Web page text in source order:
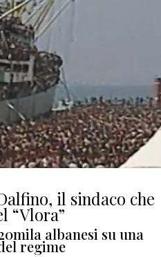
il sindaco che
“Vlora”
albanesi su una
regime